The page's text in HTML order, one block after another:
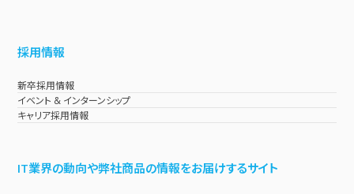
採用情報
新卒採用情報
イベント & インターンシップ
キャリア採用情報
IT業界の動向や弊社商品の情報をお届けするサイト